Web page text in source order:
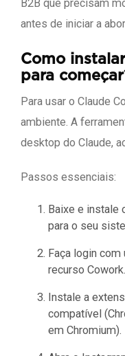
B2B que precisam
antes de iniciar a
Como
para
Para usar o Claude
ambiente. A
desktop do Claude,
Passos essenciais:
Baixe e instale
para o seu
Faça login com
recurso Cowork.
Instale a
compatível
em Chromium).